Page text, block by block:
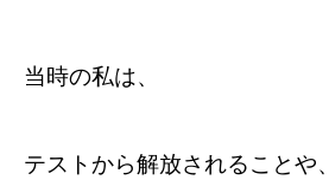
当時の私は、
テストから解放されることや、